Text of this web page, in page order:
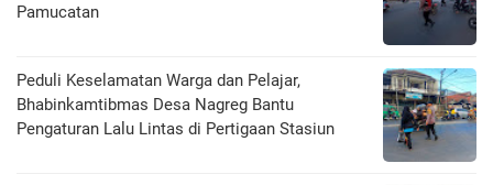
Pamucatan
Peduli Keselamatan Warga dan Pelajar,
Bhabinkamtibmas Desa Nagreg Bantu
Pengaturan Lalu Lintas di Pertigaan Stasiun